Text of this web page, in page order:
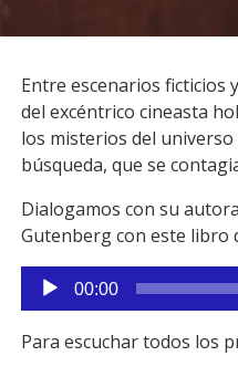
Facebook
WhatsApp
Copy
Entre escenarios ficticios
del excéntrico cineasta
los misterios del
búsqueda, que se
Dialogamos con su
Gutenberg con este libro
Reproductor
de
audio
00:00
Para escuchar todos los